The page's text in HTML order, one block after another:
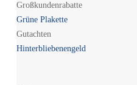
Großkundenrabatte
Grüne Plakette
Gutachten
Hinterbliebenengeld